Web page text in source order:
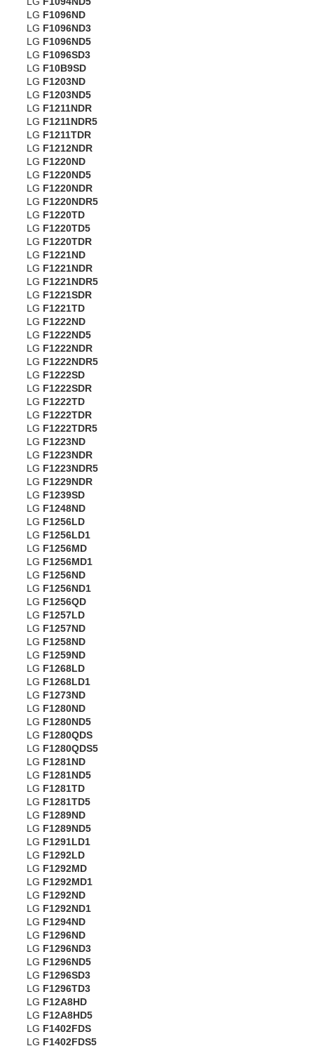
LG F1096ND
LG F1096ND3
LG F1096ND5
LG F1096SD3
LG F10B9SD
LG F1203ND
LG F1203ND5
LG F1211NDR
LG F1211NDR5
LG F1211TDR
LG F1212NDR
LG F1220ND
LG F1220ND5
LG F1220NDR
LG F1220NDR5
LG F1220TD
LG F1220TD5
LG F1220TDR
LG F1221ND
LG F1221NDR
LG F1221NDR5
LG F1221SDR
LG F1221TD
LG F1222ND
LG F1222ND5
LG F1222NDR
LG F1222NDR5
LG F1222SD
LG F1222SDR
LG F1222TD
LG F1222TDR
LG F1222TDR5
LG F1223ND
LG F1223NDR
LG F1223NDR5
LG F1229NDR
LG F1239SD
LG F1248ND
LG F1256LD
LG F1256LD1
LG F1256MD
LG F1256MD1
LG F1256ND
LG F1256ND1
LG F1256QD
LG F1257LD
LG F1257ND
LG F1258ND
LG F1259ND
LG F1268LD
LG F1268LD1
LG F1273ND
LG F1280ND
LG F1280ND5
LG F1280QDS
LG F1280QDS5
LG F1281ND
LG F1281ND5
LG F1281TD
LG F1281TD5
LG F1289ND
LG F1289ND5
LG F1291LD1
LG F1292LD
LG F1292MD
LG F1292MD1
LG F1292ND
LG F1292ND1
LG F1294ND
LG F1296ND
LG F1296ND3
LG F1296ND5
LG F1296SD3
LG F1296TD3
LG F12A8HD
LG F12A8HD5
LG F1402FDS
LG F1402FDS5